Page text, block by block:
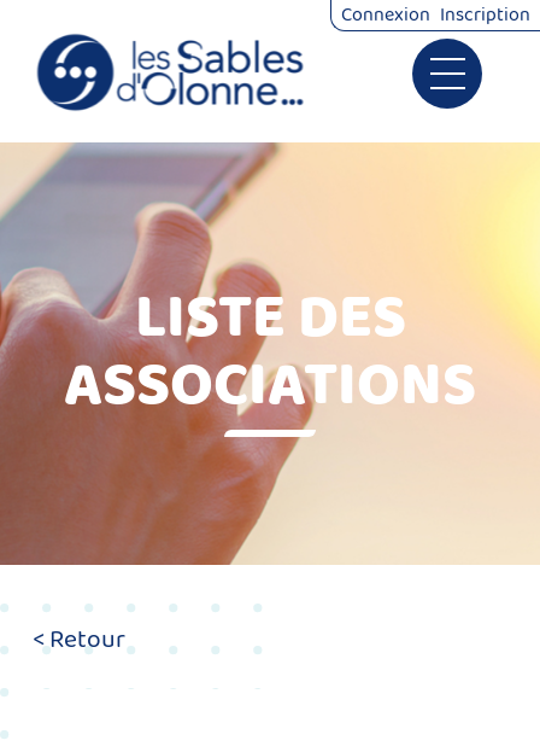
Ouvrir le
Démarches
Connexion Inscription
LISTE DES
ASSOCIATIONS
< Retour